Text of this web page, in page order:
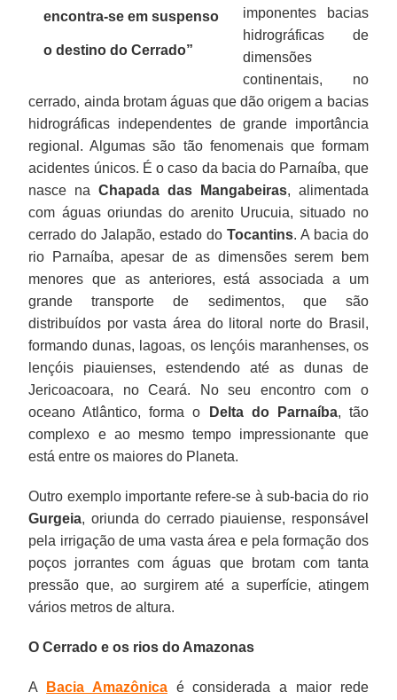
encontra-se em suspenso
o destino do Cerrado”
imponentes bacias
hidrográficas de
dimensões
continentais, no
cerrado, ainda brotam águas que dão origem a bacias
hidrográficas independentes de grande importância
regional. Algumas são tão fenomenais que formam
acidentes únicos. É o caso da bacia do Parnaíba, que
nasce naChapada das Mangabeiras, alimentada
com águas oriundas do arenito Urucuia, situado no
cerrado do Jalapão, estado do Tocantins. A bacia do
rio Parnaíba, apesar de as dimensões serem bem
menores que as anteriores, está associada a um
grande transporte de sedimentos, que são
distribuídos por vasta área do litoral norte do Brasil,
formando dunas, lagoas, os lençóis maranhenses, os
lençóis piauienses, estendendo até as dunas de
Jericoacoara, no Ceará. No seu encontro com o
oceano Atlântico, forma o
Delta do Parnaíba, tão
complexo e ao mesmo tempo impressionante que
está entre os maiores do Planeta.
Outro exemplo importante refere-se à sub-bacia do rio
Gurgeia, oriunda do cerrado piauiense, responsável
pela irrigação de uma vasta área e pela formação dos
poços jorrantes com águas que brotam com tanta
pressão que, ao surgirem até a superfície, atingem
vários metros de altura.
O Cerrado e os rios do Amazonas
A Bacia Amazônicaé considerada a maior rede